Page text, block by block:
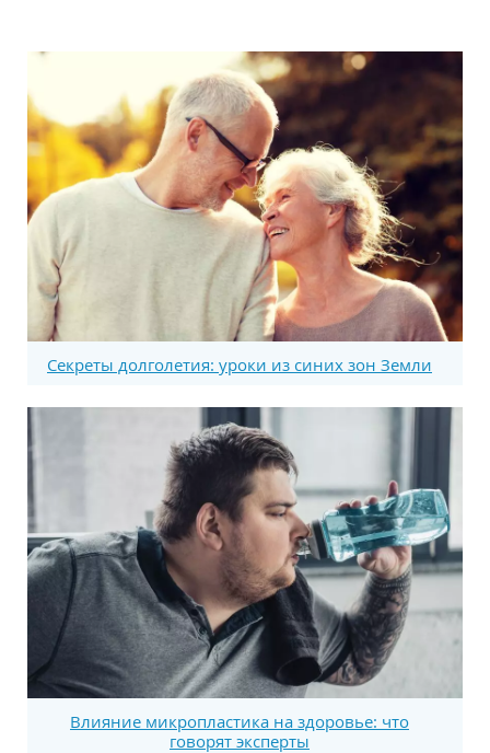
Секреты долголетия: уроки из синих зон Земли
Влияние микропластика на здоровье: что
говорят эксперты